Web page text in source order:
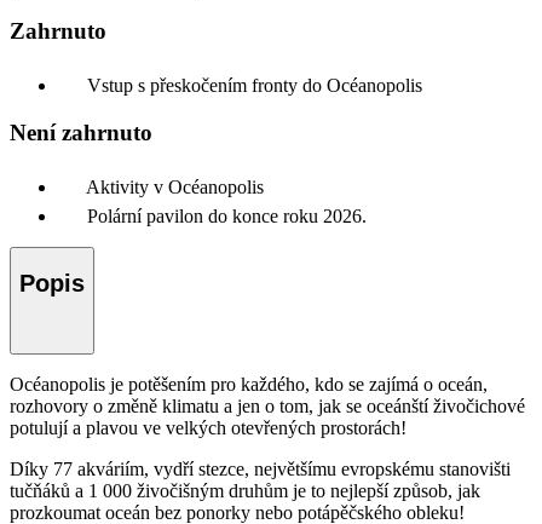
Zahrnuto
Vstup s přeskočením fronty do Océanopolis
Není zahrnuto
Aktivity v Océanopolis
Polární pavilon do konce roku 2026.
Popis
Océanopolis je potěšením pro každého, kdo se zajímá o oceán,
rozhovory o změně klimatu a jen o tom, jak se oceánští živočichové
potulují a plavou ve velkých otevřených prostorách!
Díky 77 akváriím, vydří stezce, největšímu evropskému stanovišti
tučňáků a 1 000 živočišným druhům je to nejlepší způsob, jak
prozkoumat oceán bez ponorky nebo potápěčského obleku!